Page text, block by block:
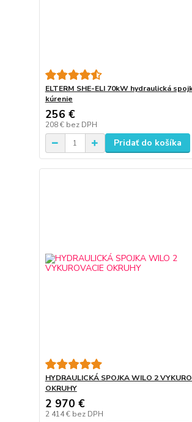
ELTERM SHE-ELI 70kW hydraulická
kúrenie
256 €
208 € bez DPH
Pridať do košíka
HYDRAULICKÁ SPOJKA WILO 2
OKRUHY
2 970 €
2 414 € bez DPH